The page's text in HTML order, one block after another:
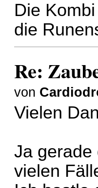
Die
die
Re:
von
Vielen
Ja gerade
vielen